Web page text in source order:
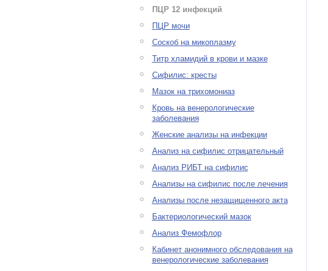
ПЦР 12 инфекций
ПЦР мочи
Соскоб на микоплазму
Титр хламидий в крови и мазке
Сифилис: кресты
Мазок на трихомониаз
Кровь на венерологические
заболевания
Женские анализы на инфекции
Анализ на сифилис отрицательный
Анализ РИБТ на сифилис
Анализы на сифилис после лечения
Анализы после незащищенного акта
Бактериологический мазок
Анализ Фемофлор
Кабинет анонимного обследования на
венерологические заболевания